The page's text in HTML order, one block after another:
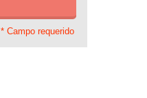
* Campo requerido